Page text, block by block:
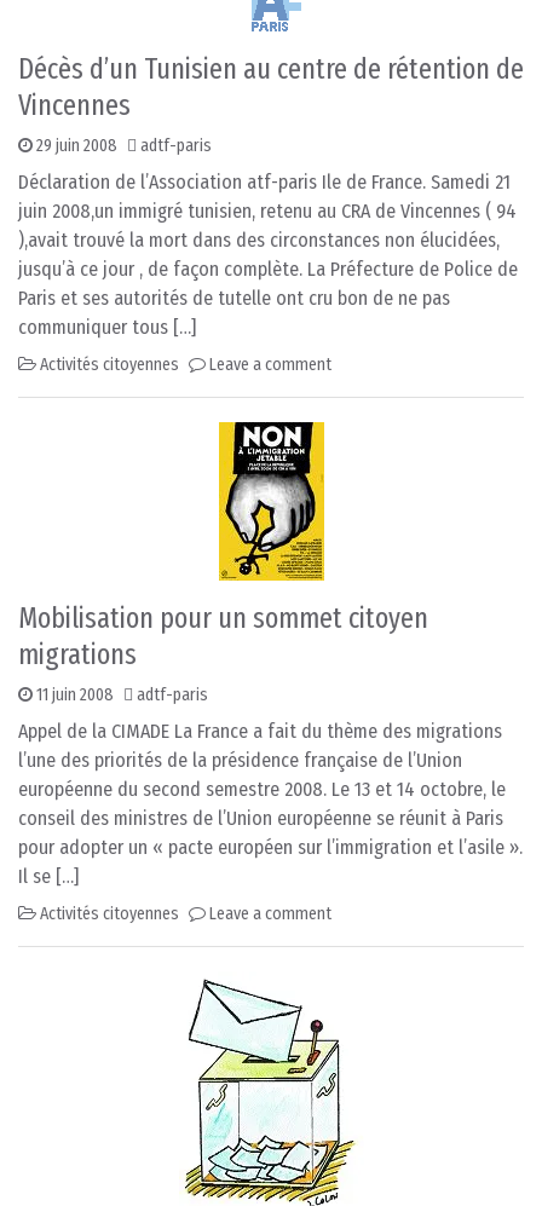
Décès d’un Tunisien au centre de rétention de
Vincennes
29 juin 2008 adtf-paris
Déclaration de l’Association atf-paris Ile de France. Samedi 21
juin 2008,un immigré tunisien, retenu au CRA de Vincennes ( 94
),avait trouvé la mort dans des circonstances non élucidées,
jusqu’à ce jour , de façon complète. La Préfecture de Police de
Paris et ses autorités de tutelle ont cru bon de ne pas
communiquer tous […]
Activités citoyennes Leave a comment
Mobilisation pour un sommet citoyen
migrations
11 juin 2008 adtf-paris
Appel de la CIMADE La France a fait du thème des migrations
l’une des priorités de la présidence française de l’Union
européenne du second semestre 2008. Le 13 et 14 octobre, le
conseil des ministres de l’Union européenne se réunit à Paris
pour adopter un « pacte européen sur l’immigration et l’asile ».
Il se […]
Activités citoyennes Leave a comment